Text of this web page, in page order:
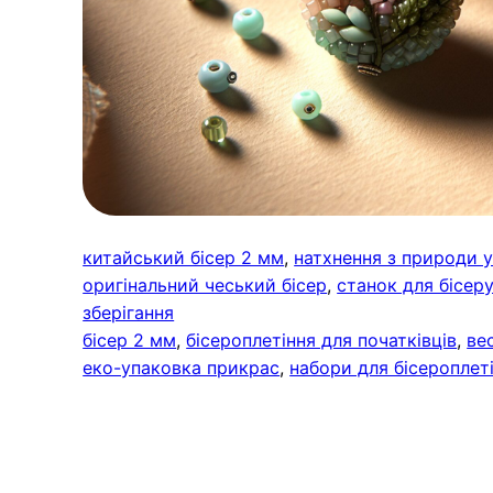
китайський бісер 2 мм, натхнення з природи
оригінальний чеський бісер, станок для бісеру
зберігання
бісер 2 мм, бісероплетіння для початківців,
еко-упаковка прикрас, набори для